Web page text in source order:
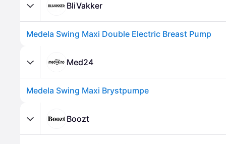
BliVakker
Medela Swing Maxi Double Electric Breast Pump
Med24
Medela Swing Maxi Brystpumpe
Boozt